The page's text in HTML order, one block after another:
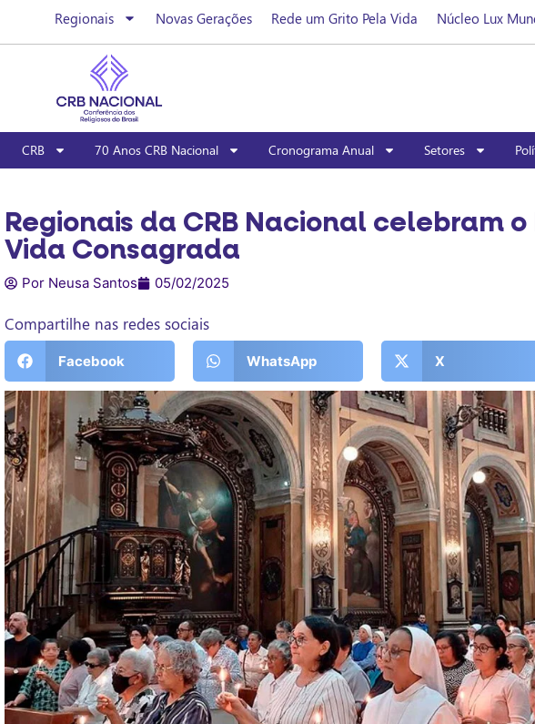
Regionais Novas Gerações Rede um Grito Pela Vida Núcleo Lux
CRB 70 Anos CRB Nacional Cronograma Anual Setores
Regionais da CRB Nacional celebram
Vida Consagrada
Por Neusa Santos 05/02/2025
Compartilhe nas redes sociais
Facebook WhatsApp X